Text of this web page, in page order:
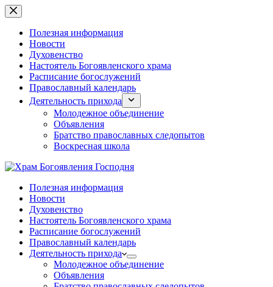
Перейти
к
сути
Полезная информация
Новости
Духовенство
Настоятель Богоявленского храма
Расписание богослужений
Православный календарь
Деятельность прихода
Молодежное объединение
Объявления
Братство православных следопытов
Воскресная школа
Полезная информация
Новости
Духовенство
Настоятель Богоявленского храма
Расписание богослужений
Православный календарь
Деятельность прихода
Молодежное объединение
Объявления